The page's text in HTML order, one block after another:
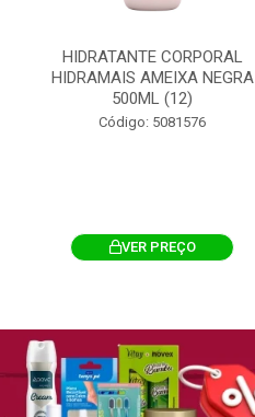
HIDRATANTE CORPORAL
HIDRAMAIS AMEIXA NEGRA
500ML (12)
Código: 5081576
VER PREÇO